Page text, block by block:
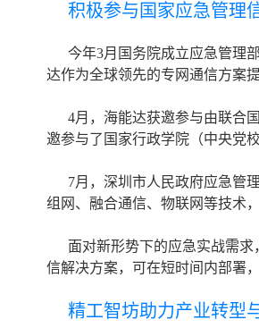
积极参与国家应急管理
今年3月国务院成立应急管理
达作为全球领先的专网通信方案
4月，海能达获邀参与由联合
邀参与了国家行政学院（中央党
7月，深圳市人民政府应急管
组网、融合通信、物联网等技术
面对新形势下的应急实战需
信解决方案，可在短时间内部署
精工智坊助力产业转型